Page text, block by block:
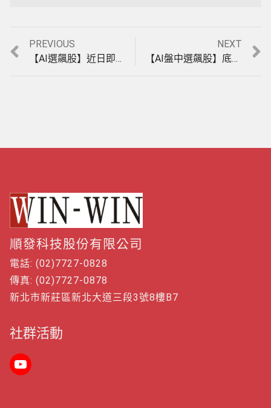
文
PREVIOUS
Previous
post:
【AI選飆股】近日即將大漲！再不趕快就要錯過了！主力準備拉抬的跡象，讓主力幫你抬轎，跟著主力賺大錢，吃主力豆腐。(1140623)｜股票入門｜股票教學｜股票當沖｜股市分析教學｜股票看軟體
NEXT
post:
【AI盤中選飆股】底部有主力進場的中小型股狂飆，如何精準掌握主力資金流向，跟著主力底部進場快速獲利。(1140818) ｜股票教學｜股票軟體｜股票選股｜股市分析教學｜股票看軟體｜股票當沖
順發科技股份有限公司
電話: (02)7727-0828
傳真: (02)7727-0878
新北市新莊區新北大道三段3號8樓B7
社群活動